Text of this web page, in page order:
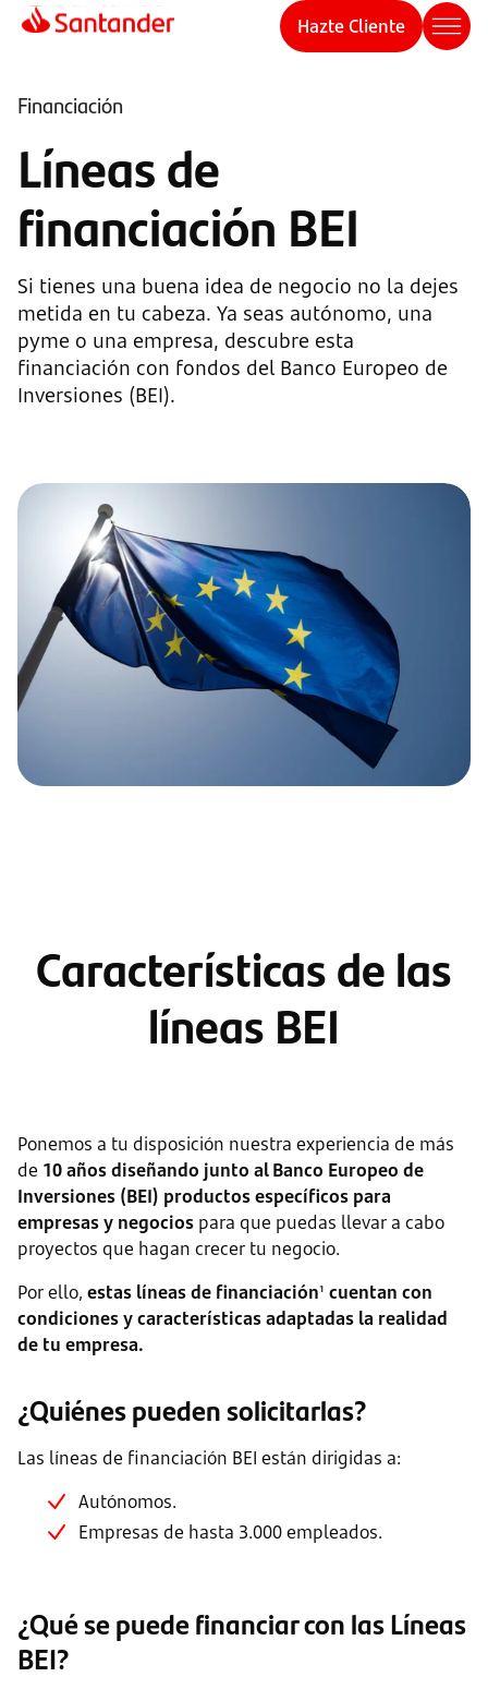
Hazte Cliente
Financiación
Líneas de
financiación BEI
Si tienes una buena idea de negocio no la dejes
metida en tu cabeza. Ya seas autónomo, una
pyme o una empresa, descubre esta
financiación con fondos del Banco Europeo de
Inversiones (BEI).
Características de las
líneas BEI
Ponemos a tu disposición nuestra experiencia de más
de 10 años diseñando junto al Banco Europeo de
Inversiones (BEI) productos específicos para
empresas y negocios para que puedas llevar a cabo
proyectos que hagan crecer tu negocio.
Por ello, estas líneas de financiación1 cuentan con
condiciones y características adaptadas la realidad
de tu empresa.
¿Quiénes pueden solicitarlas?
Las líneas de financiación BEI están dirigidas a:
Autónomos.
Empresas de hasta 3.000 empleados.
¿Qué se puede financiar con las Líneas
BEI?